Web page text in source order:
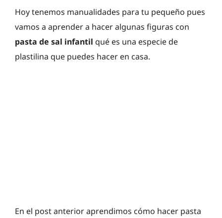
Hoy tenemos manualidades para tu pequeño pues
vamos a aprender a hacer algunas figuras con
pasta de sal infantil qué es una especie de
plastilina que puedes hacer en casa.
En el post anterior aprendimos cómo hacer pasta